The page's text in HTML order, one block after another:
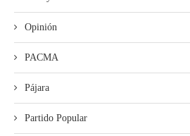
Opinión
PACMA
Pájara
Partido Popular